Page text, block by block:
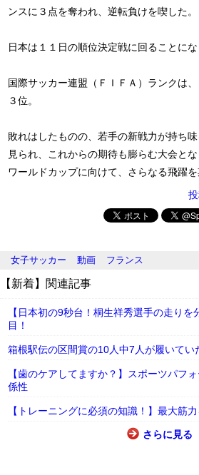
ンスに３点を奪われ、逆転負けを喫した。
日本は１１日の順位決定戦に回ることにな
国際サッカー連盟（ＦＩＦＡ）ランクは
３位。
敗れはしたものの、若手の新戦力が持ち
見られ、これからの期待も膨らむ大会とな
ワールドカップに向けて、さらなる飛躍を
女子サッカー 動画 フランス
【新着】関連記事
【日本初の9秒台！桐生祥秀選手の走り
目！
箱根駅伝の区間賞の10人中7人が履いてい
【歯のケアしてますか？】スポーツパフ
係性
【トレーニングに必須の知識！】最大筋
さらに見る